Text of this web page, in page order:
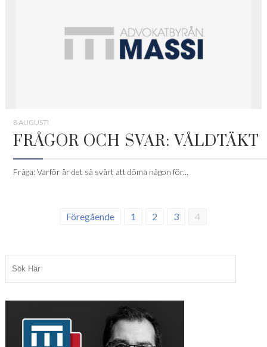
8 AUGUSTI
FRÅGOR OCH SVAR: VÅLDTÄKT
Fråga: Varför är det så svårt att döma någon för...
Föregående 1 2 3 4